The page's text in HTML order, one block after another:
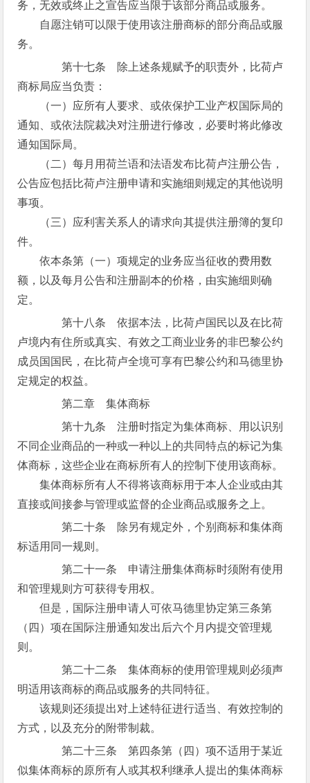
务，无效或终止之宣告应当限于该部分商品或服务。
自愿注销可以限于使用该注册商标的部分商品或服
务。
第十七条 除上述条规赋予的职责外，比荷卢
商标局应当负责：
（一）应所有人要求、或依保护工业产权国际局的
通知、或依法院裁决对注册进行修改，必要时将此修改
通知国际局。
（二）每月用荷兰语和法语发布比荷卢注册公告，
公告应包括比荷卢注册申请和实施细则规定的其他说明
事项。
（三）应利害关系人的请求向其提供注册簿的复印
件。
依本条第（一）项规定的业务应当征收的费用数
额，以及每月公告和注册副本的价格，由实施细则确
定。
第十八条 依据本法，比荷卢国民以及在比荷
卢境内有住所或真实、有效之工商业业务的非巴黎公约
成员国国民，在比荷卢全境可享有巴黎公约和马德里协
定规定的权益。
第二章 集体商标
第十九条 注册时指定为集体商标、用以识别
不同企业商品的一种或一种以上的共同特点的标记为集
体商标，这些企业在商标所有人的控制下使用该商标。
集体商标所有人不得将该商标用于本人企业或由其
直接或间接参与管理或监督的企业商品或服务之上。
第二十条 除另有规定外，个别商标和集体商
标适用同一规则。
第二十一条 申请注册集体商标时须附有使用
和管理规则方可获得专用权。
但是，国际注册申请人可依马德里协定第三条第
（四）项在国际注册通知发出后六个月内提交管理规
则。
第二十二条 集体商标的使用管理规则必须声
明适用该商标的商品或服务的共同特征。
该规则还须提出对上述特征进行适当、有效控制的
方式，以及充分的附带制裁。
第二十三条 第四条第（四）项不适用于某近
似集体商标的原所有人或其权利继承人提出的集体商标